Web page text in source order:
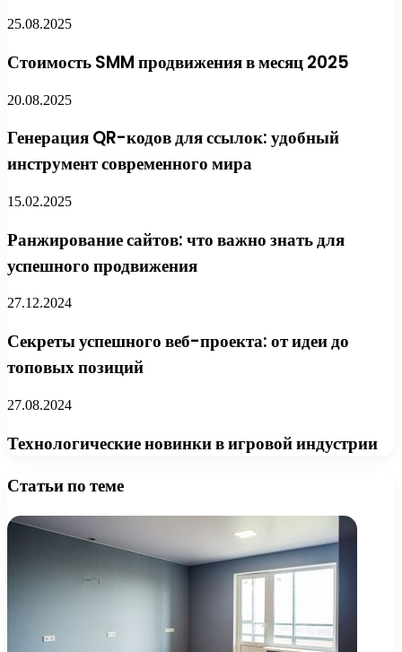
25.08.2025
Стоимость SMM продвижения в месяц 2025
20.08.2025
Генерация QR-кодов для ссылок: удобный
инструмент современного мира
15.02.2025
Ранжирование сайтов: что важно знать для
успешного продвижения
27.12.2024
Секреты успешного веб-проекта: от идеи до
топовых позиций
27.08.2024
Технологические новинки в игровой индустрии
Статьи по теме